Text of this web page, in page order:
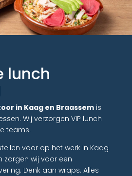
lunch
in Kaag en Braassemis
Wij verzorgen VIP lunch
teams.
voor op het werk in Kaag
zorgen wij voor een
Denk aan wraps. Alles